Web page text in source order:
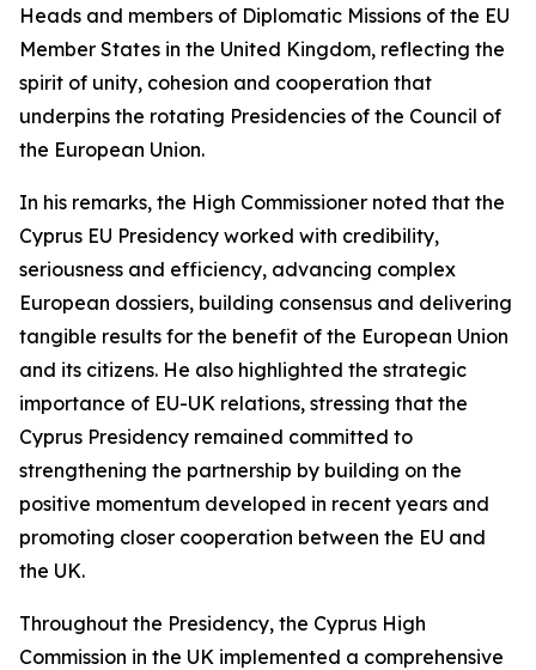
Heads and members of Diplomatic Missions of the EU
Member States in the United Kingdom, reflecting the
spirit of unity, cohesion and cooperation that
underpins the rotating Presidencies of the Council of
the European Union.
In his remarks, the High Commissioner noted that the
Cyprus EU Presidency worked with credibility,
seriousness and efficiency, advancing complex
European dossiers, building consensus and delivering
tangible results for the benefit of the European Union
and its citizens. He also highlighted the strategic
importance of EU-UK relations, stressing that the
Cyprus Presidency remained committed to
strengthening the partnership by building on the
positive momentum developed in recent years and
promoting closer cooperation between the EU and
the UK.
Throughout the Presidency, the Cyprus High
Commission in the UK implemented a comprehensive